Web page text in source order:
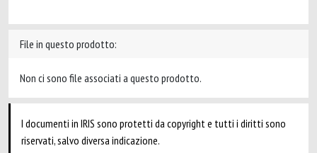
File in questo prodotto:
Non ci sono file associati a questo prodotto.
I documenti in IRIS sono protetti da copyright e tutti i diritti sono
riservati, salvo diversa indicazione.